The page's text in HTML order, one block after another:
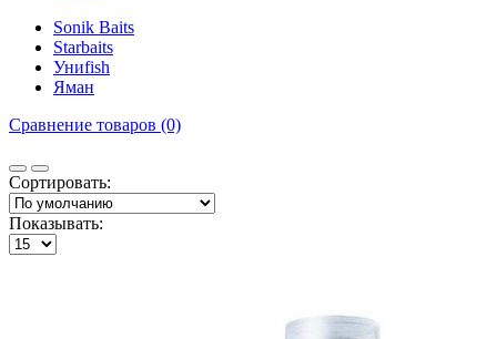
Sonik Baits
Starbaits
Униfish
Яман
Сравнение товаров (0)
Сортировать:
Показывать: